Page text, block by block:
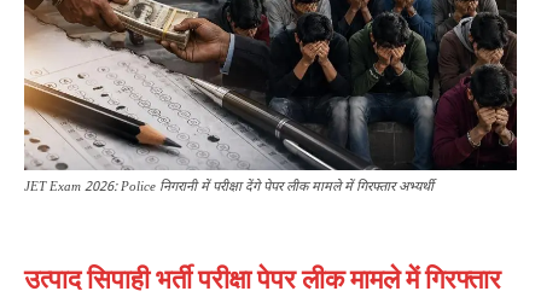
JET Exam 2026: Police निगरानी में परीक्षा देंगे पेपर लीक मामले में गिरफ्तार अभ्यर्थी
उत्पाद सिपाही भर्ती परीक्षा पेपर लीक मामले में गिरफ्तार